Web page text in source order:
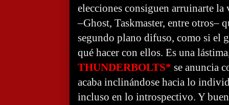
elecciones consiguen arruinarte
–Ghost, Taskmaster, entre otros–
segundo plano difuso, como si el
qué hacer con ellos. Es una
THUNDERBOLTS* se anuncia
acaba inclinándose hacia lo
incluso en lo introspectivo. Y